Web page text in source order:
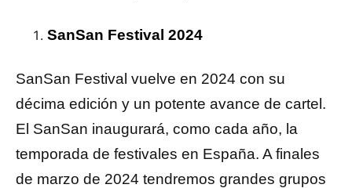
SanSan Festival 2024
SanSan Festival vuelve en 2024 con su
décima edición y un potente avance de cartel.
El SanSan inaugurará, como cada año, la
temporada de festivales en España. A finales
de marzo de 2024 tendremos grandes grupos